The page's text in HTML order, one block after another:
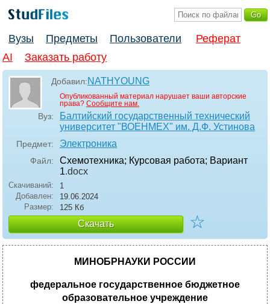
Вузы Предметы Пользователи
Реферат
AI
Заказать работу
Добавил:NATHYOUNG
Опубликованный материал нарушает ваши авторские
права? Сообщите нам.
Вуз:
Балтийский государственный технический
университет "ВОЕНМЕХ" им. Д.Ф. Устинова
Предмет: Электроника
Файл:
Схемотехника; Курсовая работа; Вариант
1.docx
Скачиваний:
1
Добавлен:
19.06.2024
Размер:
125 Кб
Скачать ☆
МИНОБРНАУКИ РОССИИ
федеральное государственное бюджетное
образовательное учреждение